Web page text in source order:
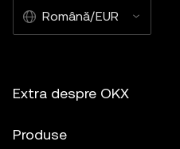
Română/EUR
Extra despre OKX
Produse